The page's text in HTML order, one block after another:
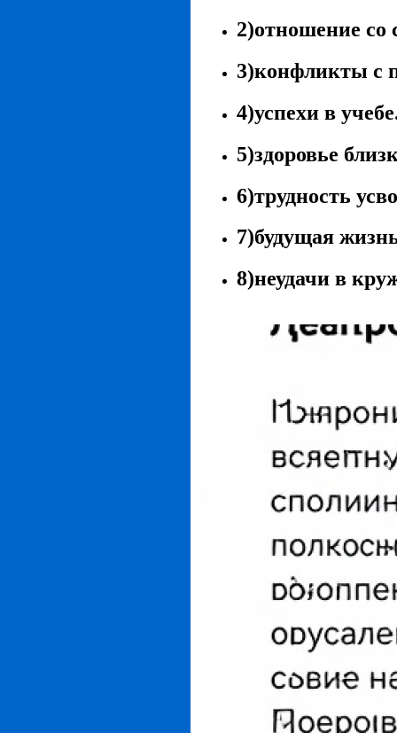
2)отношение со
3)конфликты с
4)успехи в
5)здоровье
6)трудность
7)будущая
8)неудачи в